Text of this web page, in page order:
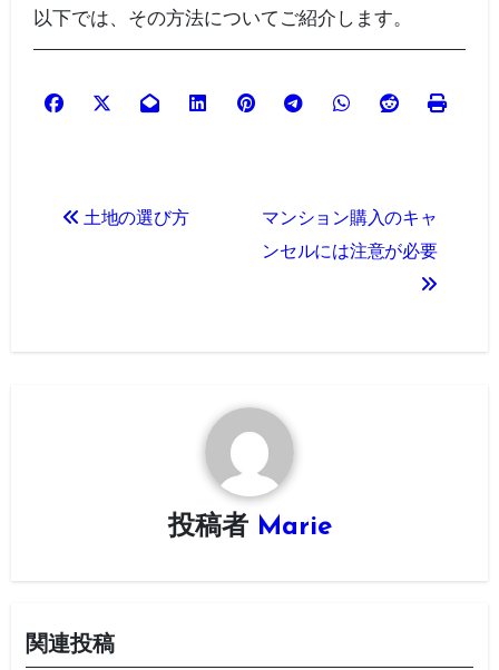
以下では、その方法についてご紹介します。
土地の選び方
マンション購入のキャ
ンセルには注意が必要
投稿者 Marie
関連投稿